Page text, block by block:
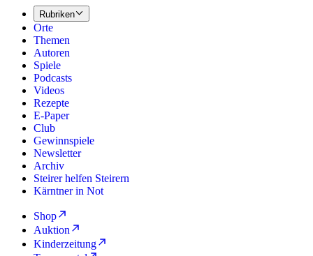
Rubriken
Orte
Themen
Autoren
Spiele
Podcasts
Videos
Rezepte
E-Paper
Club
Gewinnspiele
Newsletter
Archiv
Steirer helfen Steirern
Kärntner in Not
Shop
Auktion
Kinderzeitung